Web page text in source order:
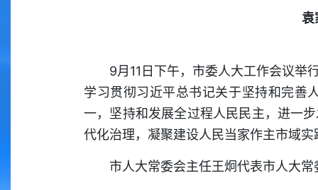
袁
9月11日下午，市委人大工作会议举
学习贯彻习近平总书记关于坚持和完善
一，坚持和发展全过程人民民主，进一
代化治理，凝聚建设人民当家作主市域
市人大常委会主任王炯代表市人大